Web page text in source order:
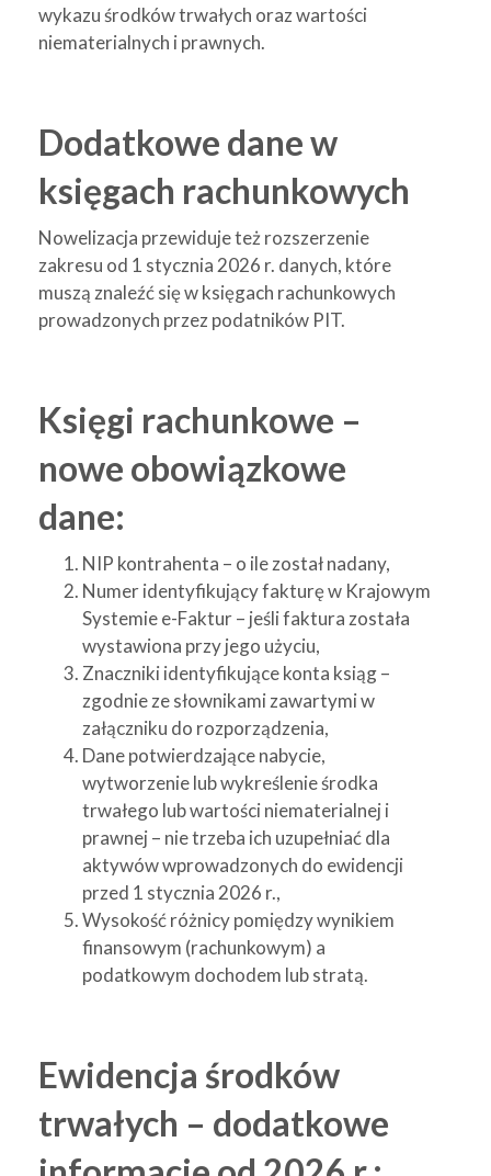
wykazu środków trwałych oraz wartości
niematerialnych i prawnych.
Dodatkowe dane w
księgach rachunkowych
Nowelizacja przewiduje też rozszerzenie
zakresu od 1 stycznia 2026 r. danych, które
muszą znaleźć się w księgach rachunkowych
prowadzonych przez podatników PIT.
Księgi rachunkowe –
nowe obowiązkowe
dane:
NIP kontrahenta – o ile został nadany,
Numer identyfikujący fakturę w Krajowym
Systemie e-Faktur – jeśli faktura została
wystawiona przy jego użyciu,
Znaczniki identyfikujące konta ksiąg –
zgodnie ze słownikami zawartymi w
załączniku do rozporządzenia,
Dane potwierdzające nabycie,
wytworzenie lub wykreślenie środka
trwałego lub wartości niematerialnej i
prawnej – nie trzeba ich uzupełniać dla
aktywów wprowadzonych do ewidencji
przed 1 stycznia 2026 r.,
Wysokość różnicy pomiędzy wynikiem
finansowym (rachunkowym) a
podatkowym dochodem lub stratą.
Ewidencja środków
trwałych – dodatkowe